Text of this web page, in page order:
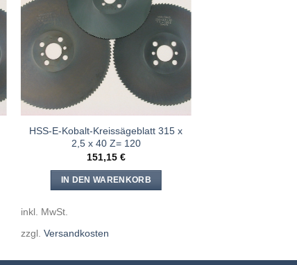
Meine
Sägen
hinzufügen
HSS-E-Kobalt-Kreissägeblatt 315 x
2,5 x 40 Z= 120
151,15 €
IN DEN WARENKORB
inkl. MwSt.
zzgl. Versandkosten